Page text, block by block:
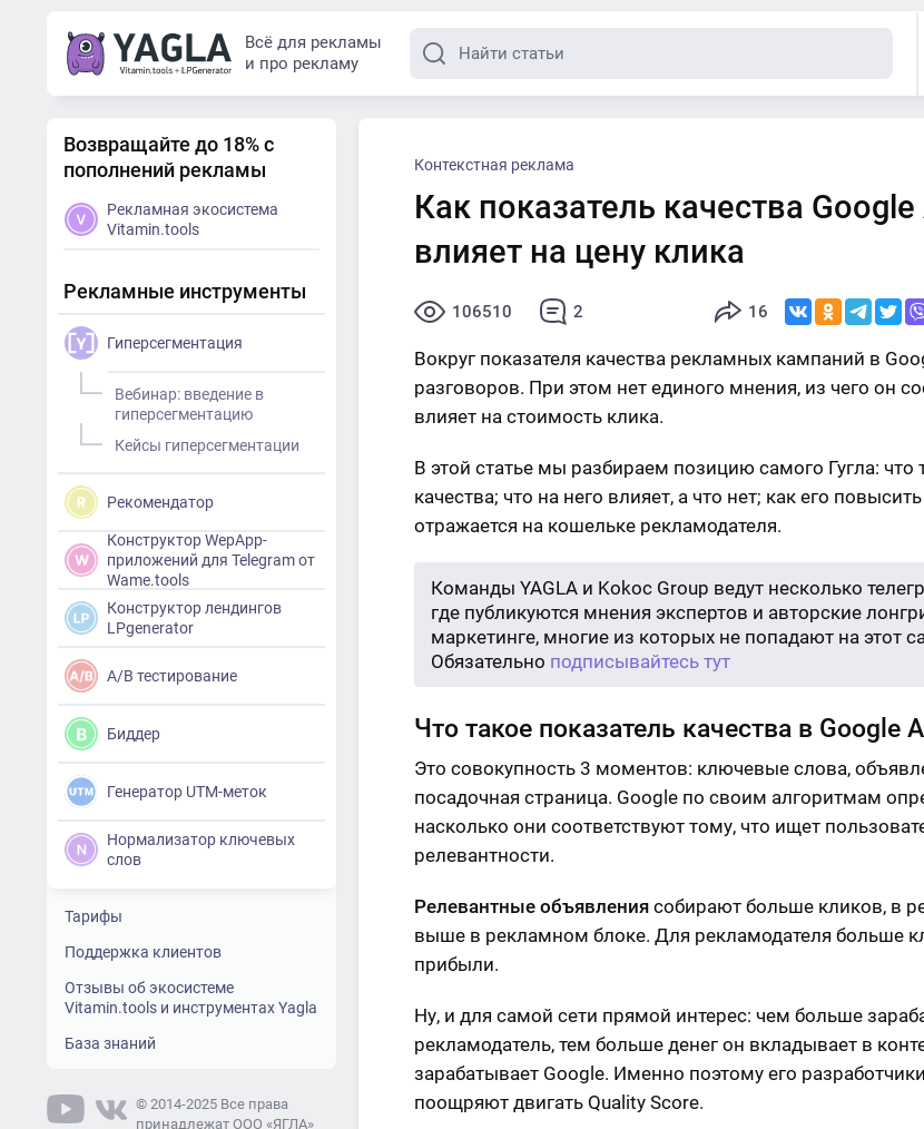
Всё для рекламы
и про рекламу
Контекстная реклама
Как показатель качества Google
влияет на цену клика
106510 2 16
Вокруг показателя качества рекламных кампаний в
разговоров. При этом нет единого мнения, из чего он
влияет на стоимость клика.
В этой статье мы разбираем позицию самого Гугла: что
качества; что на него влияет, а что нет; как его
отражается на кошельке рекламодателя.
Команды YAGLA и Kokoc Group ведут несколько
где публикуются мнения экспертов и авторские
маркетинге, многие из которых не попадают на этот
Обязательно подписывайтесь тут
Что такое показатель качества в Google
Это совокупность 3 моментов: ключевые слова,
посадочная страница. Google по своим алгоритмам
насколько они соответствуют тому, что ищет
релевантности.
Релевантные объявления собирают больше кликов, в
выше в рекламном блоке. Для рекламодателя больше
прибыли.
Ну, и для самой сети прямой интерес: чем больше
рекламодатель, тем больше денег он вкладывает в
зарабатывает Google. Именно поэтому его
поощряют двигать Quality Score.
Возвращайте до 18% с
пополнений рекламы
Рекламная экосистема
Vitamin.tools
Рекламные инструменты
Гиперсегментация
Вебинар: введение в
гиперсегментацию
Кейсы гиперсегментации
Рекомендатор
Конструктор WepApp-
приложений для Telegram от
Wame.tools
Конструктор лендингов
LPgenerator
A/B тестирование
Биддер
Генератор UTM-меток
Нормализатор ключевых
слов
Тарифы
Поддержка клиентов
Отзывы об экосистеме
Vitamin.tools и инструментах Yagla
База знаний
© 2014-2025 Все права
принадлежат ООО «ЯГЛА»